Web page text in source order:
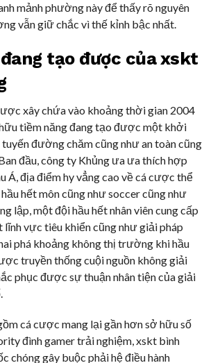
mảnh phường này để thấy rõ nguyên
vẫn giữ chắc vì thế kỉnh bậc nhất.
tạo được của xskt
xây chứa vào khoảng thời gian 2004
tiềm năng đang tạo được một khởi
đường chăm cũng như an toàn cũng
đầu, công ty Khủng ưa ưa thích hợp
Á, địa điểm hy vẳng cao về cá cược thể
hết môn cũng như soccer cũng như
lập, một đội hầu hết nhân viên cung cấp
vực tiêu khiển cũng như giải pháp
phá khoảng không thị trường khi hầu
truyền thống cuội nguồn không giải
phục được sự thuận nhân tiện của giải
cá cược mang lại gần hơn sở hữu số
đình gamer trải nghiệm, xskt bình
chóng gây buộc phải hệ điều hành